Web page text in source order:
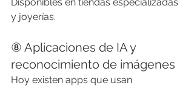
y joyerías.
⑧ Aplicaciones de IA y
reconocimiento de imágenes
Hoy existen apps que usan